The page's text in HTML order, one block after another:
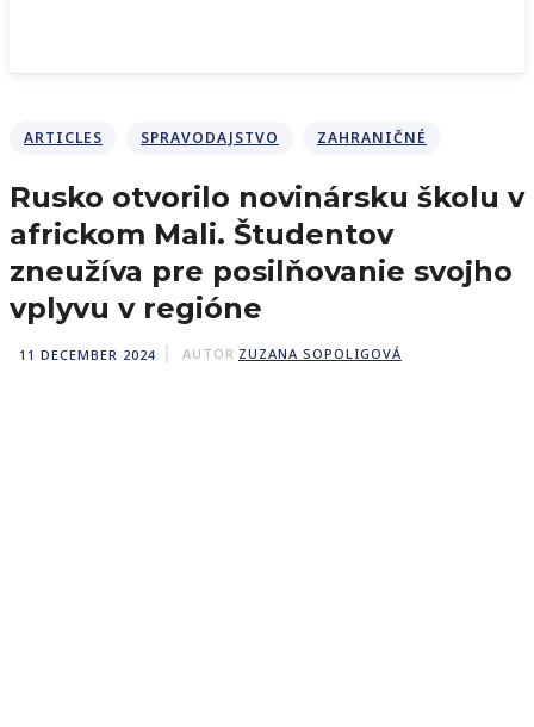
ARTICLES SPRAVODAJSTVO ZAHRANIČNÉ
Rusko otvorilo novinársku školu v
africkom Mali. Študentov
zneužíva pre posilňovanie svojho
vplyvu v regióne
11 DECEMBER 2024 AUTOR ZUZANA SOPOLIGOVÁ